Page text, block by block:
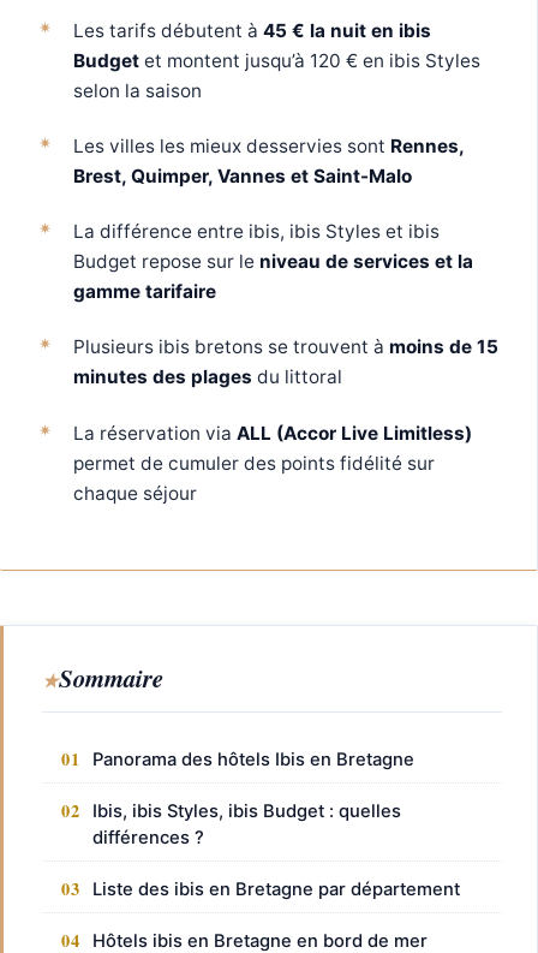
Les tarifs débutent à 45 € la nuit en ibis
Budgetet montent jusqu’à 120 € en ibis Styles
selon la saison
Les villes les mieux desservies sont Rennes,
Brest, Quimper, Vannes et Saint-Malo
La différence entre ibis, ibis Styles et ibis
Budget repose sur le niveau de services et la
gamme tarifaire
Plusieurs ibis bretons se trouvent à moins de 15
minutes des plages du littoral
La réservation via ALL (Accor Live Limitless)
permet de cumuler des points fidélité sur
chaque séjour
Sommaire
Panorama des hôtels Ibis en Bretagne
Ibis, ibis Styles, ibis Budget : quelles
différences ?
Liste des ibis en Bretagne par département
Hôtels ibis en Bretagne en bord de mer